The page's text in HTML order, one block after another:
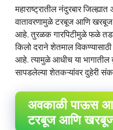
महाराष्ट्रातील नंदुरबार
वातावरणामुळे टरबूज आणि
आहे. तुरळक गारपिटीमुळे फळे
किलो दराने शेतमाल
आहे. त्यामुळे आधीच या
सापडलेल्या शेतकऱ्यांवर दुहेरी
अवकाळी पाऊस
टरबूज आणि